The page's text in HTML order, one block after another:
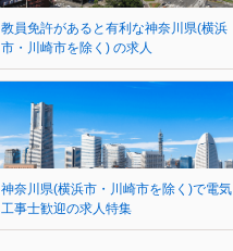
教員免許があると有利な神奈川県(横浜
市・川崎市を除く) の求人
神奈川県(横浜市・川崎市を除く)で電気
工事士歓迎の求人特集